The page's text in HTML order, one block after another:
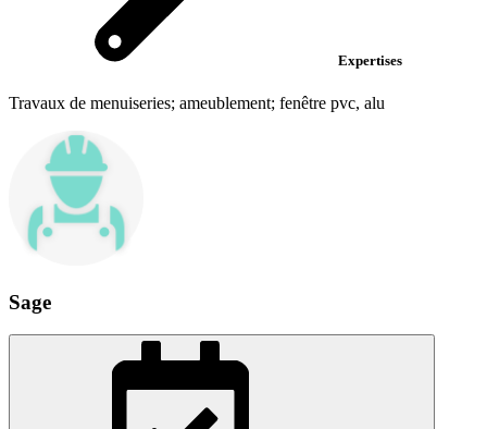
Expertises
Travaux de menuiseries; ameublement; fenêtre pvc, alu
Sage